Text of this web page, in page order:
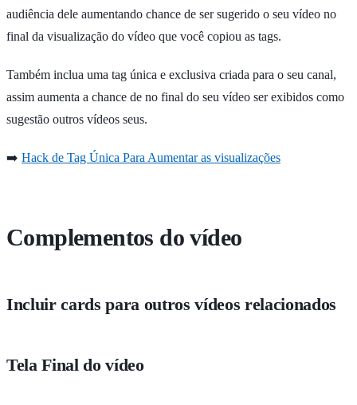
audiência dele aumentando chance de ser sugerido o seu vídeo no
final da visualização do vídeo que você copiou as tags.
Também inclua uma tag única e exclusiva criada para o seu canal,
assim aumenta a chance de no final do seu vídeo ser exibidos como
sugestão outros vídeos seus.
➡️ Hack de Tag Única Para Aumentar as visualizações
Complementos do vídeo
Incluir cards para outros vídeos relacionados
Tela Final do vídeo